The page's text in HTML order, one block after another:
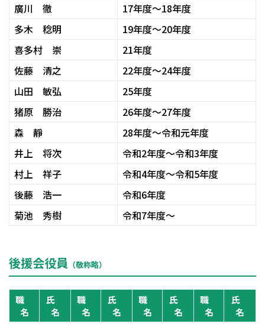
廣川 徹
17年度～18年度
多木 稔明
19年度～20年度
喜多村 崇
21年度
佐藤 清之
22年度～24年度
山田 敏弘
25年度
猪原 勝治
26年度～27年度
森 靜
28年度～令和元年度
井上 将次
令和2年度～令和3年度
村上 祥子
令和4年度～令和5年度
後藤 浩一
令和6年度
菊池 秀樹
令和7年度～
後援会役員 （敬称略）
職
名
氏
名
職
名
氏
名
職
名
氏
名
職
名
氏
名